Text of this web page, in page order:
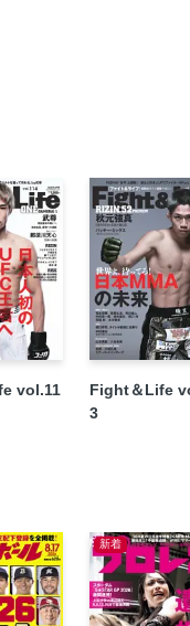
vol.11
Fight＆Life
3
新着